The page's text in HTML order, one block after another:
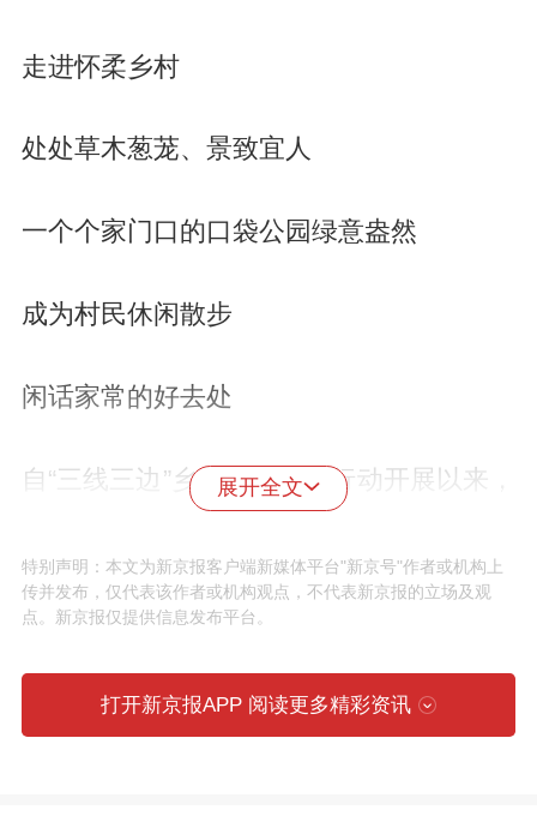
走进怀柔乡村
处处草木葱茏、景致宜人
一个个家门口的口袋公园绿意盎然
成为村民休闲散步
闲话家常的好去处
自“三线三边”乡村环境共治行动开展以来，
我区各镇乡因地制宜、精准发力，盘活村
内闲置边角地块，优化提升现有口袋公园
景观风貌，以精细化小微景观建设，持续
活，让乡村颜值与群众幸福感同步提升。
展开全文
特别声明：本文为新京报客户端新媒体平台"新京号"作者或机构上
传并发布，仅代表该作者或机构观点，不代表新京报的立场及观
点。新京报仅提供信息发布平台。
打开新京报APP 阅读更多精彩资讯